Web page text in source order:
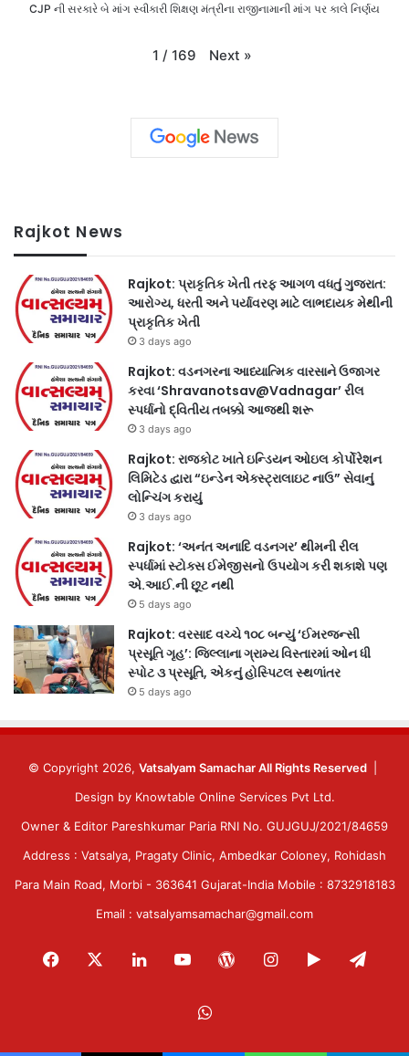
CJP ની સરકારે બે માંગ સ્વીકારી શિક્ષણ મંત્રીના રાજીનામાની માંગ પર કાલે નિર્ણય
1 / 169 Next »
Rajkot News
Rajkot: પ્રાકૃતિક ખેતી તરફ આગળ વધતું ગુજરાત:
આરોગ્ય, ધરતી અને પર્યાવરણ માટે લાભદાયક મેથીની
પ્રાકૃતિક ખેતી
3 days ago
Rajkot: વડનગરના આધ્યાત્મિક વારસાને ઉજાગર
કરવા ‘Shravanotsav@Vadnagar’ રીલ
સ્પર્ધાનો દ્વિતીય તબક્કો આજથી શરૂ
3 days ago
Rajkot: રાજકોટ ખાતે ઇન્ડિયન ઓઇલ કોર્પોરેશન
લિમિટેડ દ્વારા “ઇન્ડેન એક્સ્ટ્રાલાઇટ નાઉ” સેવાનું
લોન્ચિંગ કરાયું
3 days ago
Rajkot: ‘અનંત અનાદિ વડનગર’ થીમની રીલ
સ્પર્ધામાં સ્ટોક્સ ઈમેજીસનો ઉપયોગ કરી શકાશે પણ
એ.આઈ.ની છૂટ નથી
5 days ago
Rajkot: વરસાદ વચ્ચે ૧૦૮ બન્યું ‘ઈમરજન્સી
પ્રસૂતિ ગૃહ’: જિલ્લાના ગ્રામ્ય વિસ્તારમાં ઓન ધી
સ્પોટ ૩ પ્રસૂતિ, એકનું હોસ્પિટલ સ્થળાંતર
5 days ago
© Copyright 2026, Vatsalyam Samachar All Rights Reserved
Design by Knowtable Online Services Pvt Ltd.
Owner & Editor Pareshkumar Paria RNI No. GUJGUJ/2021/84659
Address : Vatsalya, Pragaty Clinic, Ambedkar Coloney, Rohidash
Para Main Road, Morbi - 363641 Gujarat-India Mobile : 8732918183
Email : vatsalyamsamachar@gmail.com
Facebook LinkedInYouTubeWordPressInstagram
Google
WhatsApp